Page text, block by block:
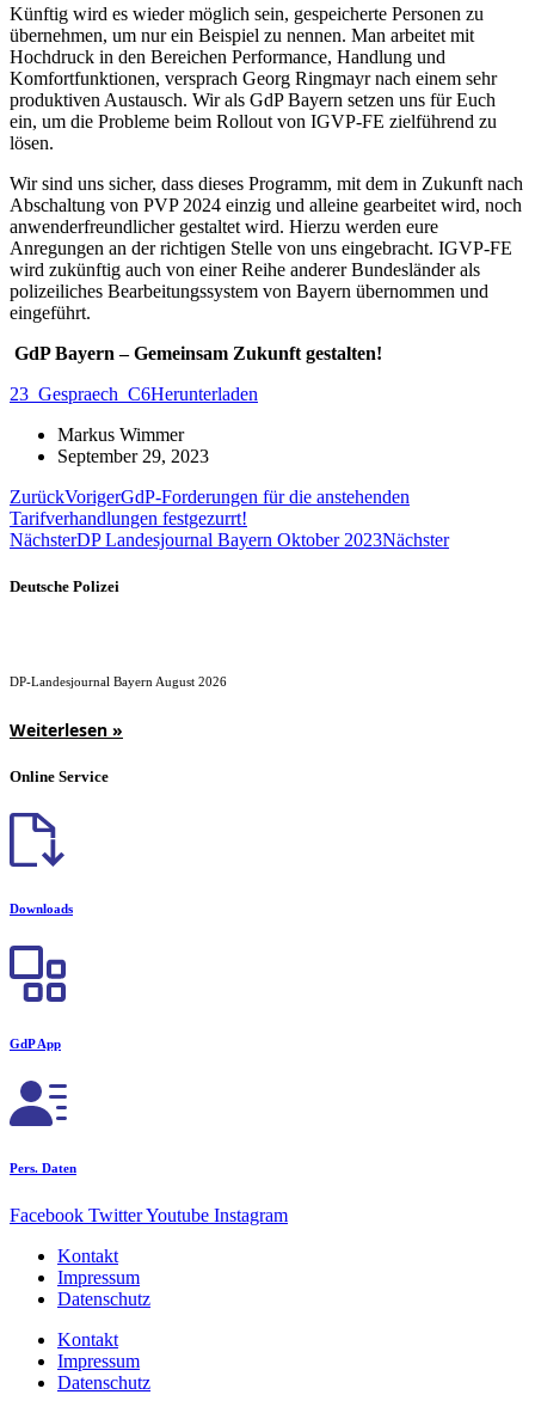
Künftig wird es wieder möglich sein, gespeicherte Personen zu
übernehmen, um nur ein Beispiel zu nennen. Man arbeitet mit
Hochdruck in den Bereichen Performance, Handlung und
Komfortfunktionen, versprach Georg Ringmayr nach einem sehr
produktiven Austausch. Wir als GdP Bayern setzen uns für Euch
ein, um die Probleme beim Rollout von IGVP-FE zielführend zu
lösen.
Wir sind uns sicher, dass dieses Programm, mit dem in Zukunft nach
Abschaltung von PVP 2024 einzig und alleine gearbeitet wird, noch
anwenderfreundlicher gestaltet wird. Hierzu werden eure
Anregungen an der richtigen Stelle von uns eingebracht. IGVP-FE
wird zukünftig auch von einer Reihe anderer Bundesländer als
polizeiliches Bearbeitungssystem von Bayern übernommen und
eingeführt.
GdP Bayern – Gemeinsam Zukunft gestalten!
23_Gespraech_C6Herunterladen
Markus Wimmer
September 29, 2023
ZurückVorigerGdP-Forderungen für die anstehenden
Tarifverhandlungen festgezurrt!
NächsterDP Landesjournal Bayern Oktober 2023Nächster
Deutsche Polizei
DP-Landesjournal Bayern August 2026
Weiterlesen »
Online Service
Downloads
GdP App
Pers. Daten
Facebook TwitterYoutube Instagram
Kontakt
Impressum
Datenschutz
Kontakt
Impressum
Datenschutz